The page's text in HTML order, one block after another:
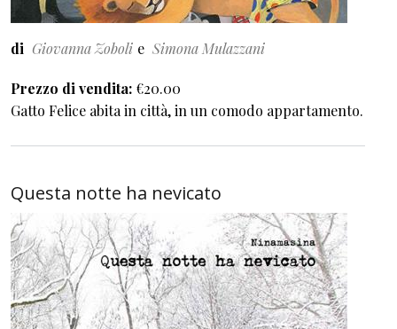
di Giovanna Zoboli Simona Mulazzani
Prezzo di vendita €20.00
Gatto Felice abita in città, in un comodo appartamento.
Questa notte ha nevicato